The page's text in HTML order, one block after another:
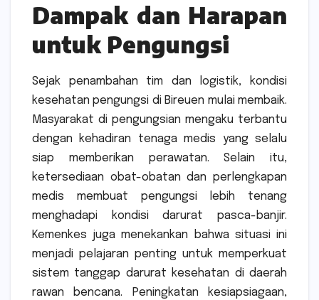
Dampak dan Harapan
untuk Pengungsi
Sejak penambahan tim dan logistik, kondisi
kesehatan pengungsi di Bireuen mulai membaik.
Masyarakat di pengungsian mengaku terbantu
dengan kehadiran tenaga medis yang selalu
siap memberikan perawatan. Selain itu,
ketersediaan obat-obatan dan perlengkapan
medis membuat pengungsi lebih tenang
menghadapi kondisi darurat pasca-banjir.
Kemenkes juga menekankan bahwa situasi ini
menjadi pelajaran penting untuk memperkuat
sistem tanggap darurat kesehatan di daerah
rawan bencana. Peningkatan kesiapsiagaan,